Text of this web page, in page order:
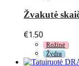
Žvakutė
€1.50
Rožinė
Žydra